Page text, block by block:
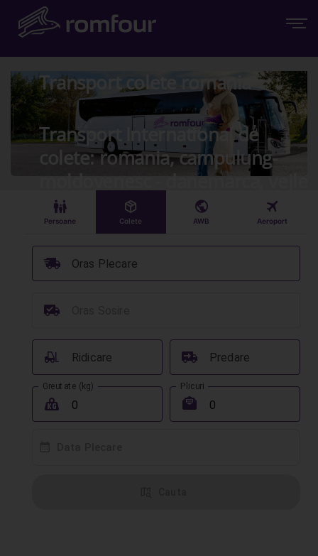
Transport colete romania
Transport International de
colete: romania, campulung-
moldovenesc - danemarca, vejle
󱠣
Persoane
󰏗
Colete
󰇧
AWB
󰀝
Aeroport
Oras Plecare
󰞈
󰳔
Ridicare
󰟉 Predare
󰔾
Greutate (kg)
󰖢
Plicuri
󰾱